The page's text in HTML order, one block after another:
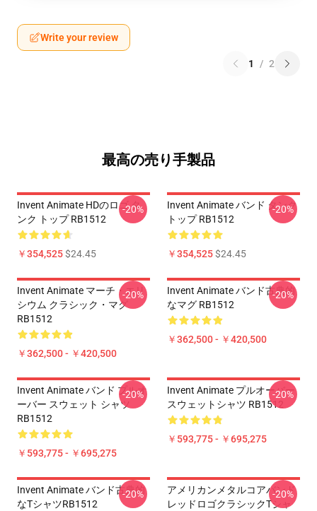
Write your review
1 / 2
最高の売り手製品
Invent Animate HDのロゴ タ
ンク トップ RB1512
￥354,525$24.45
-20%
Invent Animate バンド タンク
トップ RB1512
￥354,525$24.45
-20%
Invent Animate マーチ・エリ
シウム クラシック・マグ
RB1512
￥362,500 - ￥420,500
-20%
Invent Animate バンド古典的
なマグ RB1512
￥362,500 - ￥420,500
-20%
Invent Animate バンド プルオ
ーバー スウェット シャツ
RB1512
￥593,775 - ￥695,275
-20%
Invent Animate プルオーバー
スウェットシャツ RB1512
￥593,775 - ￥695,275
-20%
Invent Animate バンド古典的
なTシャツRB1512
-20%
アメリカンメタルコアバンド
レッドロゴクラシックTシャ
-20%